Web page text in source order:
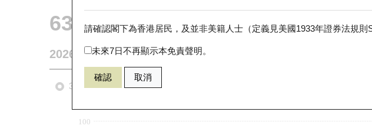
請確認閣下為香港居民，及並非美籍人士（定義見美國1933年證券法規
未來7日不再顯示本免責聲明。
確認 取消
63669 瑞銀牛證 1211 比亞迪股份
2026-08-07 相關資產價格90.15
3個月 6個月
100